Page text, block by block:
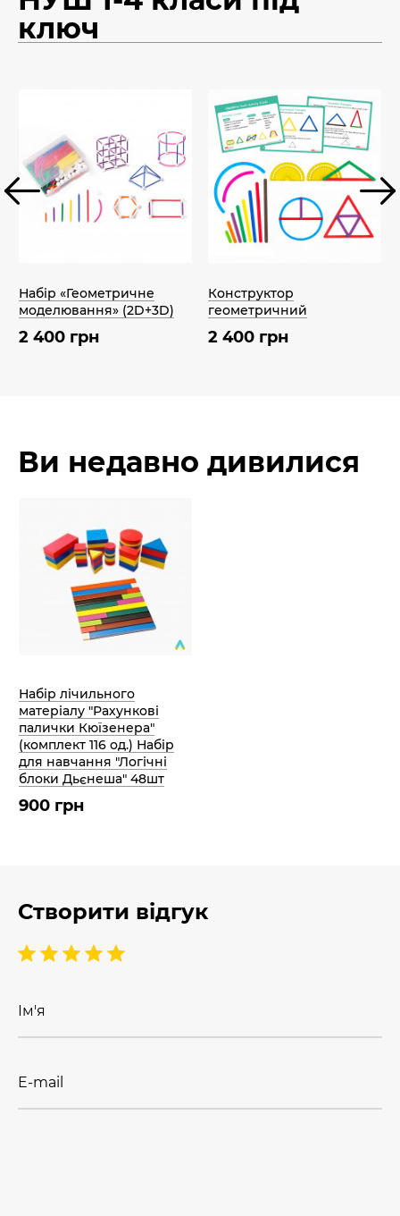
ключ
Набір «Геометричне
моделювання» (2D+3D)
2 400 грн
Конструктор
геометричний
2 400 грн
Ви недавно дивилися
Набір лічильного
матеріалу "Рахункові
палички Кюїзенера"
(комплект 116 од.) Набір
для навчання "Логічні
блоки Дьєнеша" 48шт
900 грн
Створити відгук
Ім'я
E-mail